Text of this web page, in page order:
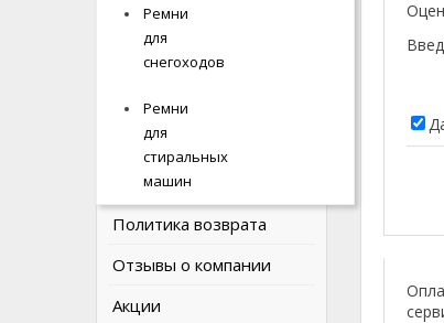
Ремни
для
снегоходов
Ремни
для
стиральных
машин
Ремни
для
снегоходов
Ремни
для
стиральных
машин
О компании
Наши соцсети
Оплата и доставка
Политика Безопасности
Условия соглашения
Политика возврата
Отзывы о компании
Акции